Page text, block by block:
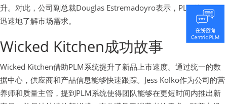
升。对此，公司副总裁Douglas Estremadoyro表示，PLM让他们更
迅速地了解市场需求。
Wicked Kitchen成功故事
Wicked Kitchen借助PLM系统提升了新品上市速度。通过统一的数
据中心，供应商和产品信息能够快速跟踪。Jess Kolko作为公司的营
养师和质量主管，提到PLM系统使得团队能够在更短时间内推出新